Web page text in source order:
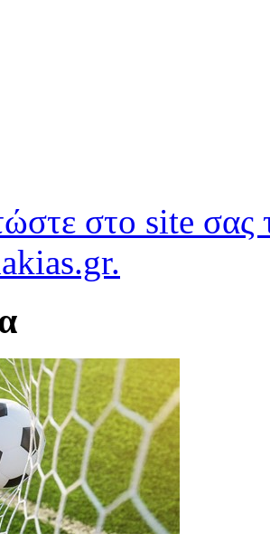
στο site σας